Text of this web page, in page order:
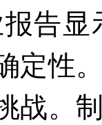
告
定性
战。